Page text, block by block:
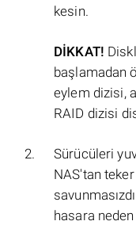
kesin.
DİKKAT!
başlamadan
eylem dizisi,
RAID dizisi
Sürücüleri
NAS'tan
hasara